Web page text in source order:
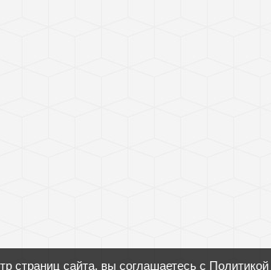
страниц сайта, вы соглашаетесь с Политикой